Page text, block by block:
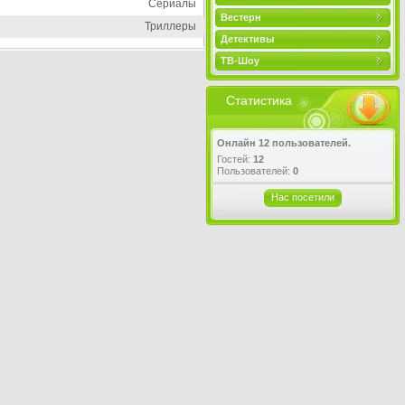
Вестерн
Детективы
ТВ-Шоу
Статистика
Онлайн 12 пользователей.
Гостей: 12
Пользователей: 0
Нас посетили
Сериалы
Триллеры